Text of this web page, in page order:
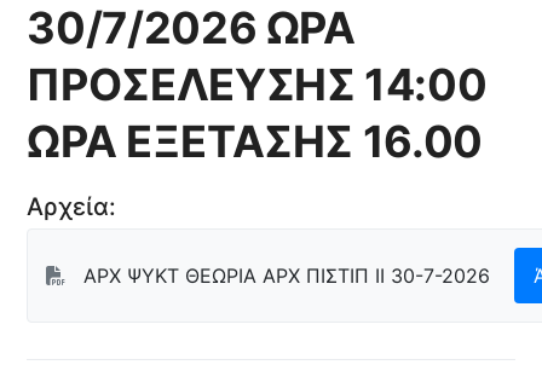
30/7/2026 ΩΡΑ
ΠΡΟΣΕΛΕΥΣΗΣ 14:00
ΩΡΑ ΕΞΕΤΑΣΗΣ 16.00
Αρχεία:
ΑΡΧ ΨΥΚΤ ΘΕΩΡΙΑ ΑΡΧ ΠΙΣΤΙΠ ΙΙ 30-7-2026